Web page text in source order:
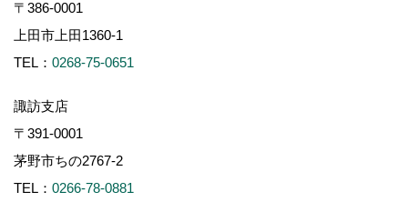
〒386-0001
上田市上田1360-1
TEL： 0268-75-0651
諏訪支店
〒391-0001
茅野市ちの2767-2
TEL： 0266-78-0881